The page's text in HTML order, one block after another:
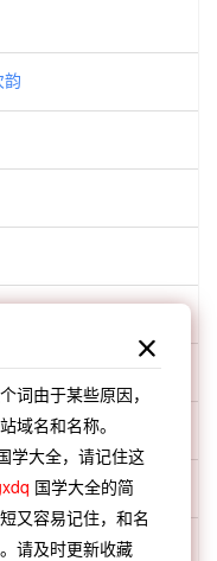
词由于某些原因，
域名和名称。
学大全，请记住这
国学大全的简
又容易记住，和名
请及时更新收藏